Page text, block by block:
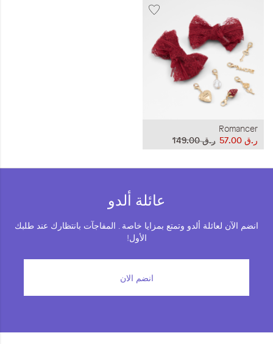
Romancer
ر.ق‏ 149.00
ر.ق‏ 57.00
عائلة ألدو
انضم الآن لعائلة ألدو وتمتع بمزايا خاصة . المفاجآت بانتظارك عند طلبك
الأول!
انضم الان